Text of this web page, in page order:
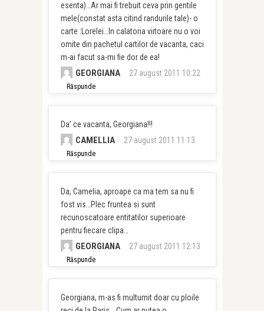
esenta)…Ar mai fi trebuit ceva prin gentile
mele(constat asta citind randurile tale)- o
carte :Lorelei…In calatoria viitoare nu o voi
omite din pachetul cartilor de vacanta, caci
m-ai facut sa-mi fie dor de ea!
GEORGIANA 27 august 2011 10:22
Răspunde
Da’ ce vacanta, Georgiana!!!
CAMELLIA 27 august 2011 11:13
Răspunde
Da, Camelia, aproape ca ma tem sa nu fi
fost vis…Plec fruntea si sunt
recunoscatoare entitatilor superioare
pentru fiecare clipa…
GEORGIANA 27 august 2011 12:13
Răspunde
Georgiana, m-as fi multumit doar cu ploile